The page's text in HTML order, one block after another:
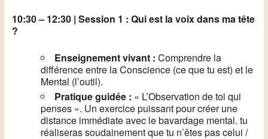
10:30 – 12:30 | Session 1 : Qui est la voix dans ma tête
?
Enseignement vivant : Comprendre la
différence entre la Conscience (ce que tu est) et le
Mental (l’outil).
Pratique guidée : « L’Observation de toi qui
penses ». Un exercice puissant pour créer une
distance immédiate avec le bavardage mental. tu
réaliseras soudainement que tu n’êtes pas celui /